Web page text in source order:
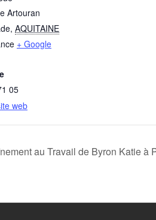
Artouran
, AQUITAINE
+ Google
05
web
au Travail de Byron Katie à